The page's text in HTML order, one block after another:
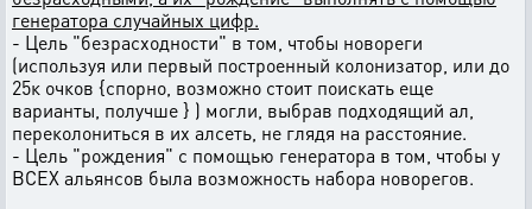
генератора случайных цифр.
- Цель "безрасходности" в том, чтобы новореги
(используя или первый построенный колонизатор, или до
25к очков {спорно, возможно стоит поискать еще
варианты, получше } ) могли, выбрав подходящий ал,
переколониться в их алсеть, не глядя на расстояние.
- Цель "рождения" с помощью генератора в том, чтобы у
ВСЕХ альянсов была возможность набора новорегов.